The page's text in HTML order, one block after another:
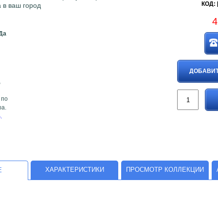
в ваш город
КОД:
ХАРАКТЕРИСТИКИ ПРОСМОТР КОЛЛЕКЦИИ